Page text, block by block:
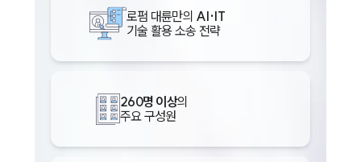
로펌 대륜만의 AI·IT
기술 활용 소송 전략
260명 이상의
주요 구성원